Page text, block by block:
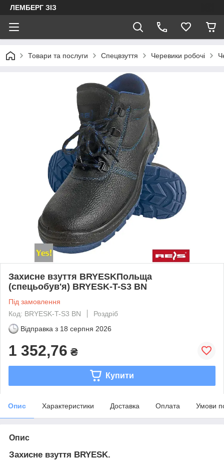
ЛЕМБЕРГ ЗІЗ
Товари та послуги Спецвзуття Черевики робочі
Захисне взуття BRYESKПольща
(спецьобув'я) BRYESK-T-S3 BN
Під замовлення
Код: BRYESK-T-S3 BN
Роздріб
Відправка з 18 серпня 2026
1 352,76 ₴
Купити
Опис Характеристики Доставка Оплата Умови
Опис
Захисне взуття BRYESK.